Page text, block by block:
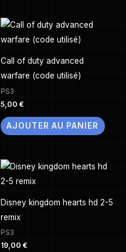
Call of duty advanced
warfare (code utilisé)
PS3
5,00 €
AJOUTER AU PANIER
Disney kingdom hearts hd 2-5
remix
PS3
19,00 €